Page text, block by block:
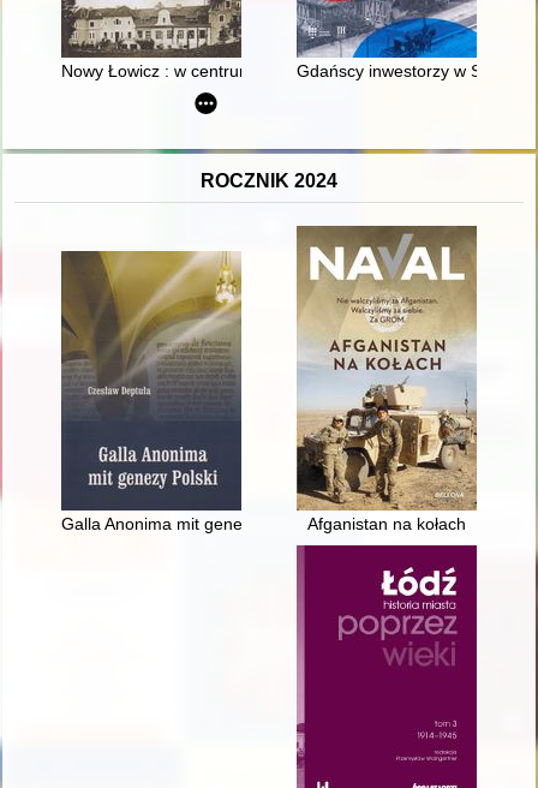
Nowy Łowicz : w centrum poligonu drawskiego od
Gdańscy inwestorzy w
ROCZNIK 2024
Galla Anonima mit genezy Polski : studium z historiozofii i
Afganistan na kołach